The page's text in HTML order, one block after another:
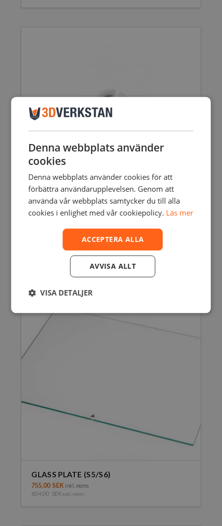
2+/3/S5/S7 FAMILY
inkl. moms
exkl. moms
GLASS PLATE (S5/S6)
755,00 SEK inkl. moms
604,00 SEK exkl. moms
Denna webbplats använder
cookies
Denna webbplats använder cookies för att
förbättra användarupplevelsen. Genom att
använda vår webbplats samtycker du till alla
cookies i enlighet med vår cookiepolicy. Läs mer
ACCEPTERA ALLA
AVVISA ALLT
VISA DETALJER